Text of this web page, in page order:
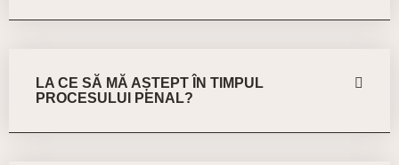
LA CE SĂ MĂ AȘTEPT ÎN TIMPUL
PROCESULUI PENAL?